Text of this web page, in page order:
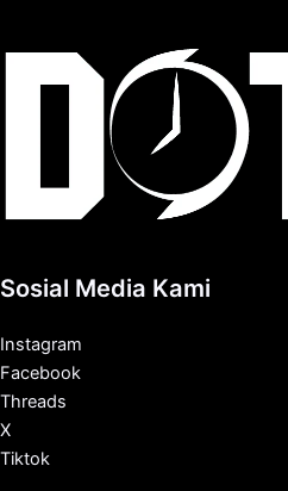
Sosial Media Kami
Instagram
Facebook
Threads
X
Tiktok